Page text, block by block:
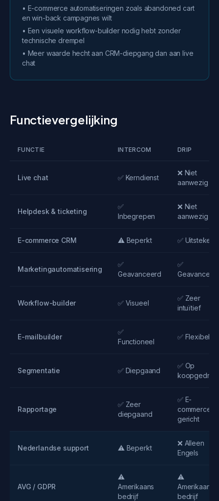
• E-commerce automatiseringen zoals abandoned cart
en win-back campagnes wilt
• Een visuele workflow-builder nodig hebt zonder
technische drempel
• Meer waarde hecht aan CRM-diepgang dan aan live
chat
Functievergelijking
FUNCTIE INTERCOM DRIP
Live chat ✅ Kerndienst
❌ Niet
aanwezig
Helpdesk & ticketing
✅
Inbegrepen
❌ Niet
aanwezig
E-commerce CRM ⚠️ Beperkt ✅ Uitstekend
Marketingautomatisering
✅
Geavanceerd
✅
Workflow-builder ✅ Visueel
✅ Zeer
intuïtief
E-mailbuilder
✅
Functioneel
✅ Flexibel
Segmentatie ✅ Diepgaand
✅ Op
koopgedrag
Rapportage
✅ Zeer
diepgaand
✅ E-
commerce
gericht
Nederlandse support ⚠️ Beperkt
❌ Alleen
Engels
AVG / GDPR
⚠️
Amerikaans
bedrijf
⚠️
Amerikaans
bedrijf